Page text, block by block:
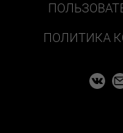
ПОЛИТИКА